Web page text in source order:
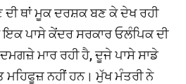
ਥਾਂ ਮੂਕ ਦਰਸ਼ਕ ਬਣ ਕੇ ਦੇਖ ਰਹੀ
ਇਕ ਪਾਸੇ ਕੇਂਦਰ ਸਰਕਾਰ ਓਲੰਪਿਕ ਦੀ
ਮਾਰ ਰਹੀ ਹੈ, ਦੂਜੇ ਪਾਸੇ ਸਾਡੇ
ਮਹਿਫੂਜ਼ ਨਹੀਂ ਹਨ। ਮੁੱਖ ਮੰਤਰੀ ਨੇ